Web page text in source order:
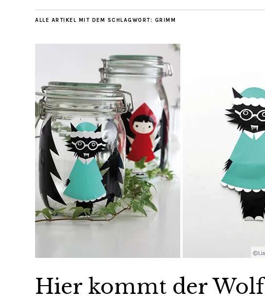
ALLE ARTIKEL MIT DEM SCHLAGWORT: GRIMM
Hier kommt der Wolf